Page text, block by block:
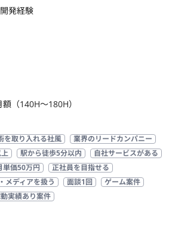
発経験
額（140H〜180H）
を取り入れる社風
業界のリードカンパニー
駅から徒歩5分以内
自社サービスがある
単価50万円
正社員を目指せる
メディアを扱う 面談1回
ゲーム案件
実績あり案件